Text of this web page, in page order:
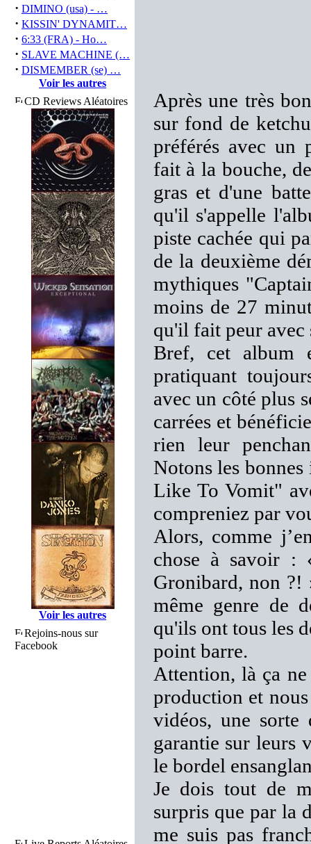
· DIMINO (usa) - …
· KISSIN' DYNAMIT…
· 6:33 (FRA) - Ho…
· SLAVE MACHINE (…
· DISMEMBER (se) …
Voir les autres
CD Reviews Aléatoires
Voir les autres
Rejoins-nous sur
Facebook
Après une très
sur fond de
préférés avec un
fait à la bouche,
gras et d'une
qu'il s'appelle
piste cachée qui
de la deuxième
mythiques
moins de 27
qu'il fait peur avec
Bref, cet album
pratiquant
avec un côté plus
carrées et
rien leur
Notons les
Like To Vomit"
compreniez par
Alors, comme
chose à savoir :
Gronibard, non ?!
même genre de
qu'ils ont tous les
point barre.
Attention, là ça
production et
vidéos, une
garantie sur leurs
le bordel
Je dois tout de
surpris que par la
me suis pas